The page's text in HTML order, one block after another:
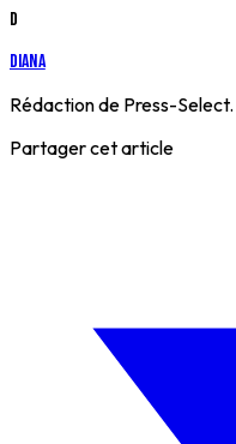
D
Diana
Rédaction de Press-Select.
Partager cet article